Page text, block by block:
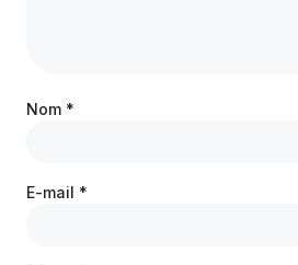
Nom *
E-mail *